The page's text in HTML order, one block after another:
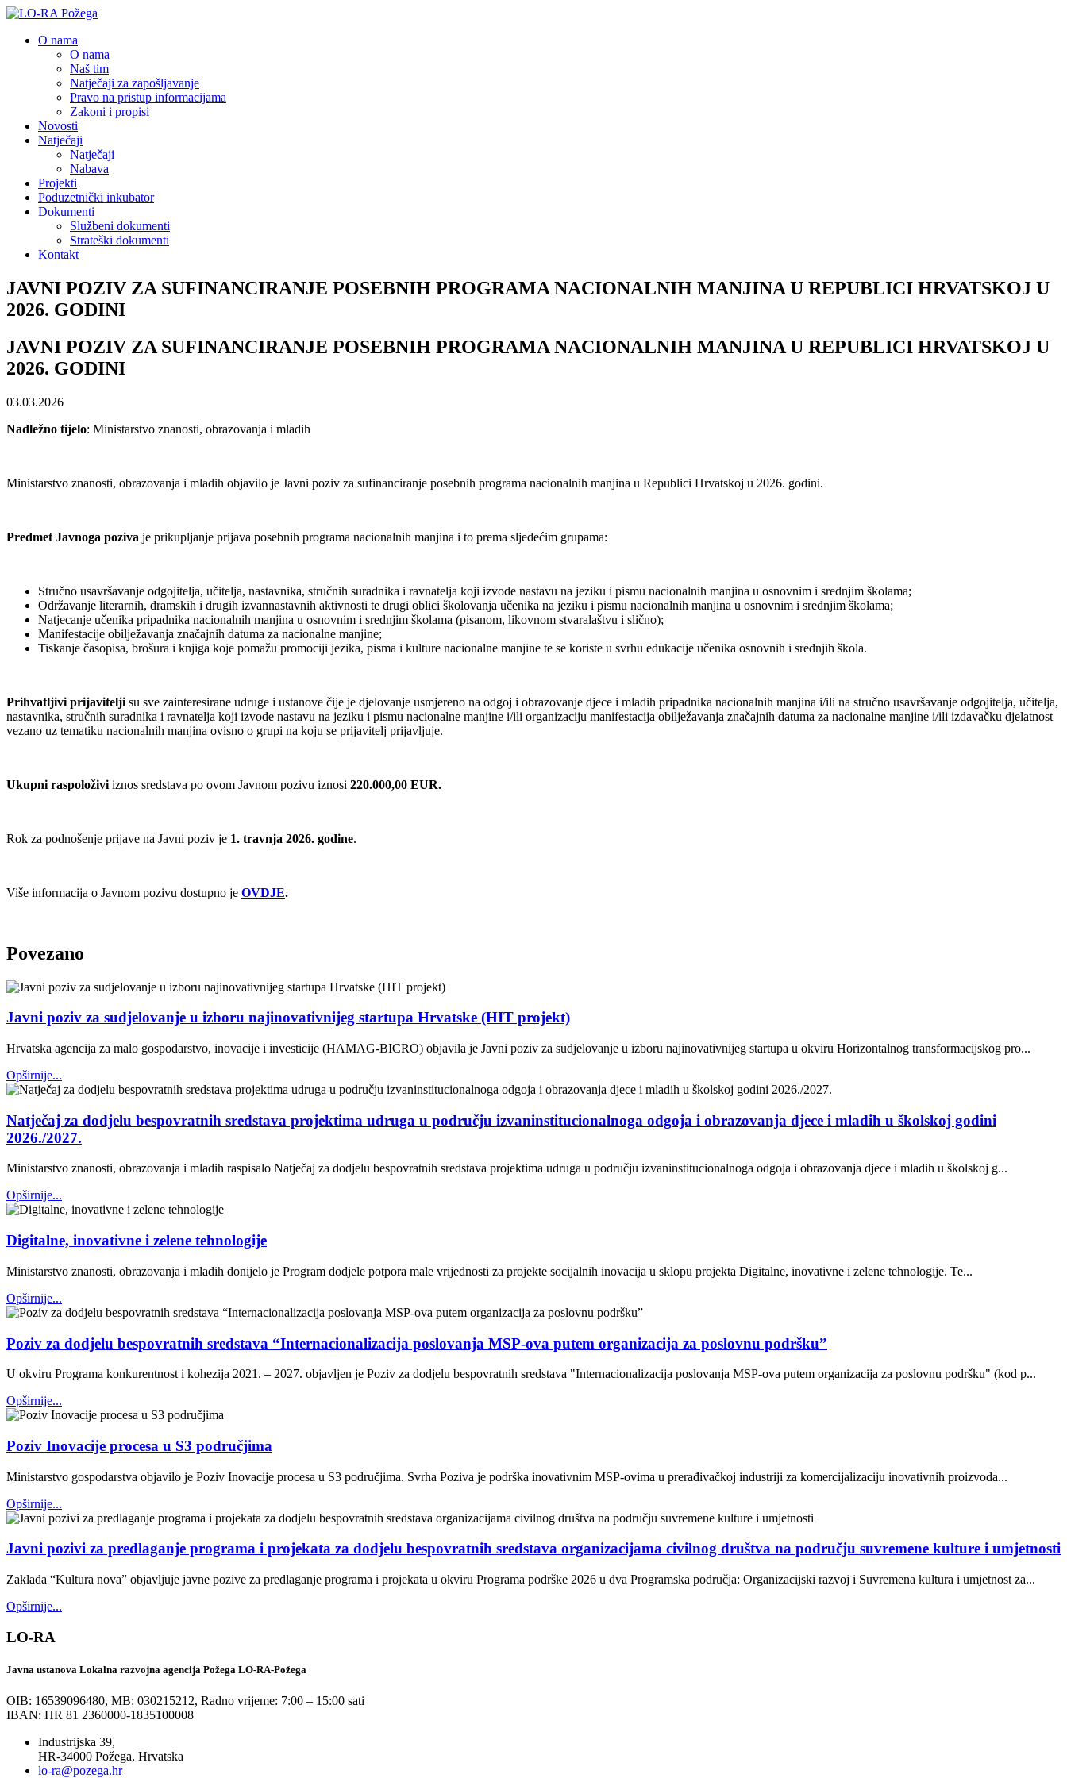
O nama
O nama
Naš tim
Natječaji za zapošljavanje
Pravo na pristup informacijama
Zakoni i propisi
Novosti
Natječaji
Natječaji
Nabava
Projekti
Poduzetnički inkubator
Dokumenti
Službeni dokumenti
Strateški dokumenti
Kontakt
JAVNI POZIV ZA SUFINANCIRANJE POSEBNIH PROGRAMA NACIONALNIH MANJINA U REPUBLICI HRVATSKOJ U
2026. GODINI
JAVNI POZIV ZA SUFINANCIRANJE POSEBNIH PROGRAMA NACIONALNIH MANJINA U REPUBLICI HRVATSKOJ U
2026. GODINI
03.03.2026
Nadležno tijelo: Ministarstvo znanosti, obrazovanja i mladih
Ministarstvo znanosti, obrazovanja i mladih objavilo je Javni poziv za sufinanciranje posebnih programa nacionalnih manjina u Republici Hrvatskoj u 2026. godini.
Predmet Javnoga poziva je prikupljanje prijava posebnih programa nacionalnih manjina i to prema sljedećim grupama:
Stručno usavršavanje odgojitelja, učitelja, nastavnika, stručnih suradnika i ravnatelja koji izvode nastavu na jeziku i pismu nacionalnih manjina u osnovnim i srednjim školama;
Održavanje literarnih, dramskih i drugih izvannastavnih aktivnosti te drugi oblici školovanja učenika na jeziku i pismu nacionalnih manjina u osnovnim i srednjim školama;
Natjecanje učenika pripadnika nacionalnih manjina u osnovnim i srednjim školama (pisanom, likovnom stvaralaštvu i slično);
Manifestacije obilježavanja značajnih datuma za nacionalne manjine;
Tiskanje časopisa, brošura i knjiga koje pomažu promociji jezika, pisma i kulture nacionalne manjine te se koriste u svrhu edukacije učenika osnovnih i srednjih škola.
Prihvatljivi prijavitelji su sve zainteresirane udruge i ustanove čije je djelovanje usmjereno na odgoj i obrazovanje djece i mladih pripadnika nacionalnih manjina i/ili na stručno usavršavanje odgojitelja, učitelja,
nastavnika, stručnih suradnika i ravnatelja koji izvode nastavu na jeziku i pismu nacionalne manjine i/ili organizaciju manifestacija obilježavanja značajnih datuma za nacionalne manjine i/ili izdavačku djelatnost
vezano uz tematiku nacionalnih manjina ovisno o grupi na koju se prijavitelj prijavljuje.
Ukupni raspoloživi iznos sredstava po ovom Javnom pozivu iznosi 220.000,00 EUR.
Rok za podnošenje prijave na Javni poziv je 1. travnja 2026. godine.
Više informacija o Javnom pozivu dostupno je OVDJE.
Povezano
Javni poziv za sudjelovanje u izboru najinovativnijeg startupa Hrvatske (HIT projekt)
Hrvatska agencija za malo gospodarstvo, inovacije i investicije (HAMAG-BICRO) objavila je Javni poziv za sudjelovanje u izboru najinovativnijeg startupa u okviru Horizontalnog transformacijskog pro...
Opširnije...
Natječaj za dodjelu bespovratnih sredstava projektima udruga u području izvaninstitucionalnoga odgoja i obrazovanja djece i mladih u školskoj godini
2026./2027.
Ministarstvo znanosti, obrazovanja i mladih raspisalo Natječaj za dodjelu bespovratnih sredstava projektima udruga u području izvaninstitucionalnoga odgoja i obrazovanja djece i mladih u školskoj g...
Opširnije...
Digitalne, inovativne i zelene tehnologije
Ministarstvo znanosti, obrazovanja i mladih donijelo je Program dodjele potpora male vrijednosti za projekte socijalnih inovacija u sklopu projekta Digitalne, inovativne i zelene tehnologije. Te...
Opširnije...
Poziv za dodjelu bespovratnih sredstava “Internacionalizacija poslovanja MSP-ova putem organizacija za poslovnu podršku”
U okviru Programa konkurentnost i kohezija 2021. – 2027. objavljen je Poziv za dodjelu bespovratnih sredstava "Internacionalizacija poslovanja MSP-ova putem organizacija za poslovnu podršku" (kod p...
Opširnije...
Poziv Inovacije procesa u S3 područjima
Ministarstvo gospodarstva objavilo je Poziv Inovacije procesa u S3 područjima. Svrha Poziva je podrška inovativnim MSP-ovima u prerađivačkoj industriji za komercijalizaciju inovativnih proizvoda...
Opširnije...
Javni pozivi za predlaganje programa i projekata za dodjelu bespovratnih sredstava organizacijama civilnog društva na području suvremene kulture i umjetnosti
Zaklada “Kultura nova” objavljuje javne pozive za predlaganje programa i projekata u okviru Programa podrške 2026 u dva Programska područja: Organizacijski razvoj i Suvremena kultura i umjetnost za...
Opširnije...
LO-RA
Javna ustanova Lokalna razvojna agencija Požega LO-RA-Požega
OIB: 16539096480, MB: 030215212, Radno vrijeme: 7:00 – 15:00 sati
IBAN: HR 81 2360000-1835100008
Industrijska 39,
HR-34000 Požega, Hrvatska
lo-ra@pozega.hr